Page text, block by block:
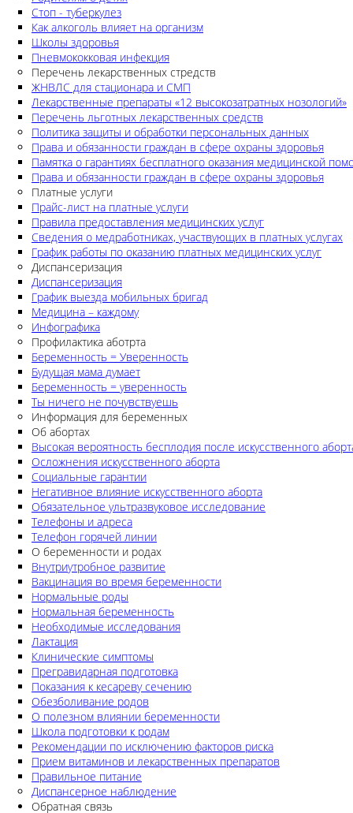
Стоп - туберкулез
Как алкоголь влияет на организм
Школы здоровья
Пневмококковая инфекция
Перечень лекарственных стредств
ЖНВЛС для стационара и СМП
Лекарственные препараты «12 высокозатратных нозологий»
Перечень льготных лекарственных средств
Политика защиты и обработки персональных данных
Права и обязанности граждан в сфере охраны здоровья
Памятка о гарантиях бесплатного оказания медицинской
Права и обязанности граждан в сфере охраны здоровья
Платные услуги
Прайс-лист на платные услуги
Правила предоставления медицинских услуг
Сведения о медработниках, участвующих в платных услугах
График работы по оказанию платных медицинских услуг
Диспансеризация
Диспансеризация
График выезда мобильных бригад
Медицина – каждому
Инфографика
Профилактика аботрта
Беременность = Уверенность
Будущая мама думает
Беременность = уверенность
Ты ничего не почувствуешь
Информация для беременных
Об абортах
Высокая вероятность бесплодия после искусственного
Осложнения искусственного аборта
Социальные гарантии
Негативное влияние искусственного аборта
Обязательное ультразвуковое исследование
Телефоны и адреса
Телефон горячей линии
О беременности и родах
Внутриутробное развитие
Вакцинация во время беременности
Нормальные роды
Нормальная беременность
Необходимые исследования
Лактация
Клинические симптомы
Прегравидарная подготовка
Показания к кесареву сечению
Обезболивание родов
О полезном влиянии беременности
Школа подготовки к родам
Рекомендации по исключению факторов риска
Прием витаминов и лекарственных препаратов
Правильное питание
Диспансерное наблюдение
Обратная связь